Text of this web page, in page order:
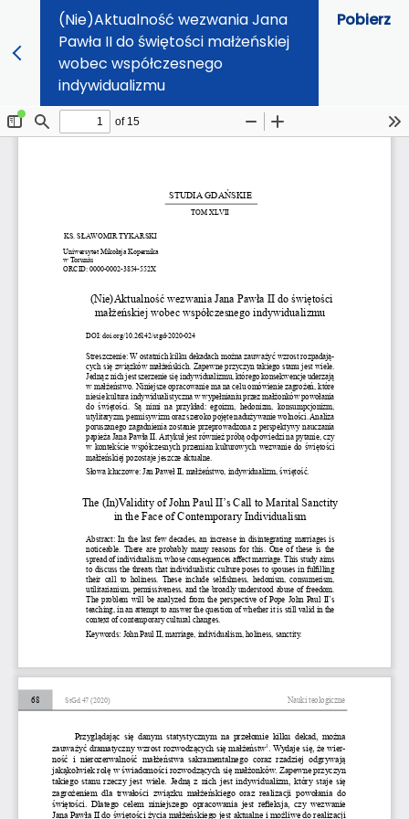
(Nie)Aktualność wezwania Jana
Pawła II do świętości małżeńskiej
wobec współczesnego
indywidualizmu
Pobierz